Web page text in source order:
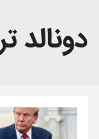
دونالد